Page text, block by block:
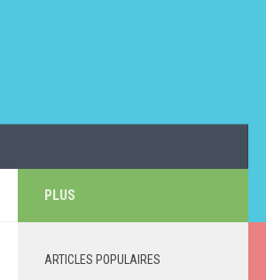
PLUS
ARTICLES POPULAIRES